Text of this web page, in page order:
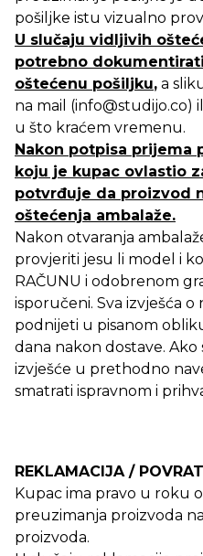
pošiljke istu vizualno
U slučaju vidljivih
potrebno
oštećenu pošiljku, a
na mail (info@studijo.co)
u što kraćem vremenu.
Nakon potpisa prijema
koju je kupac ovlastio
potvrđuje da proizvod
oštećenja ambalaže.
Nakon otvaranja
provjeriti jesu li model i
RAČUNU i odobrenom
isporučeni. Sva izvješća
podnijeti u pisanom
dana nakon dostave. Ako
izvješće u prethodno
smatrati ispravnom i
REKLAMACIJA /
Kupac ima pravo u roku
preuzimanja proizvoda
proizvoda.